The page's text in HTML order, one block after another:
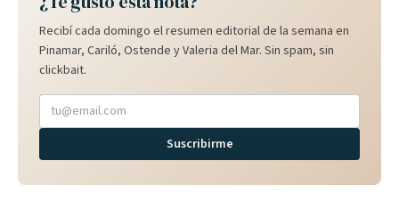
Recibí cada domingo el resumen editorial de la semana en
Pinamar, Cariló, Ostende y Valeria del Mar. Sin spam, sin
clickbait.
Suscribirme